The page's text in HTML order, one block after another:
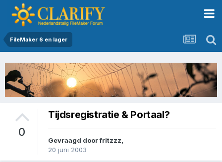
FileMaker 6 en lager
0
Tijdsregistratie & Portaal?
Gevraagd doorfritzzz
20 juni 2003